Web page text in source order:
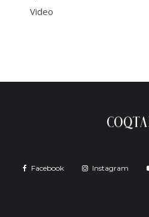
Video
Facebook Instagram